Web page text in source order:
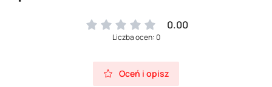
0.00
Liczba ocen: 0
Oceń i opisz